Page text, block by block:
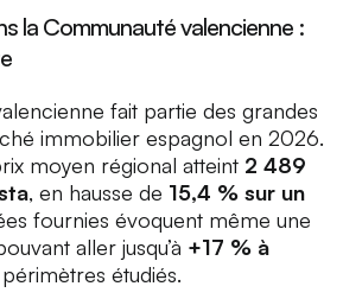
la Communauté valencienne :
fait partie des grandes
immobilier espagnol en 2026.
moyen régional atteint 2 489
, en hausse de 15,4 % sur un
fournies évoquent même une
aller jusqu’à +17 % à
étudiés.